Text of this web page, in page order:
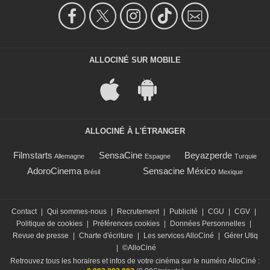
ALLOCINÉ SUR MOBILE
ALLOCINÉ À L'ÉTRANGER
Filmstarts Allemagne SensaCine Espagne Beyazperde Turquie
AdoroCinema Brésil Sensacine México Mexique
Contact Qui sommes-nous Recrutement Publicité CGU CGV
Politique de cookies
Préférences cookies Données Personnelles
Revue de presse
Charte d'écriture Les services AlloCiné
Gérer Utiq
©AlloCiné
Retrouvez tous les horaires et infos de votre cinéma sur le numéro AlloCiné :